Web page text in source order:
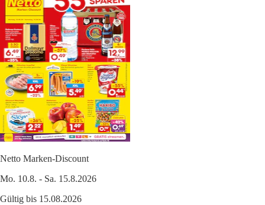
Netto Marken-Discount
Mo. 10.8. - Sa. 15.8.2026
Gültig bis 15.08.2026